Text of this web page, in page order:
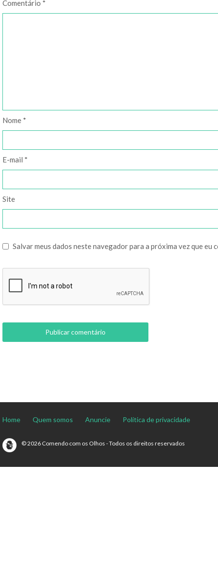
Comentário *
Nome *
E-mail *
Site
Salvar meus dados neste navegador para a próxima vez que eu
Home Quem somos Anuncie Política de privacidade
© 2026 Comendo com os Olhos - Todos os direitos reservados